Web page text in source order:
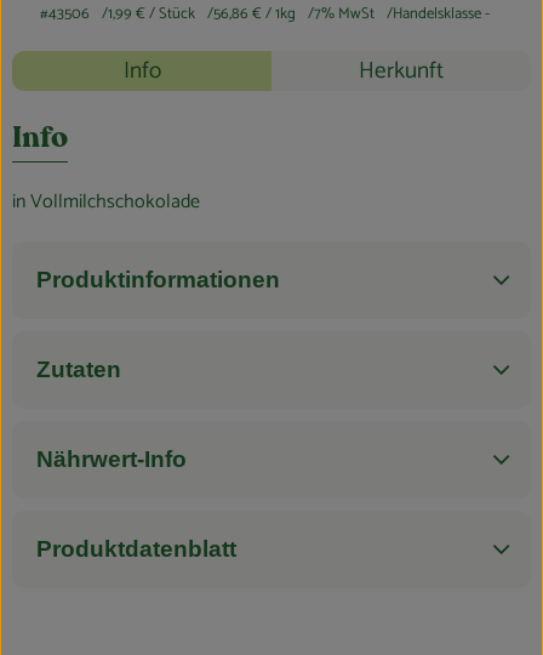
Blog
#43506 1,99 €/ Stück 56,86 €/ 1kg 7% MwSt Handelsklasse -
Rezepte
Info Herkunft
Info
in Vollmilchschokolade
Produktinformationen
Zutaten
Nährwert-Info
Produktdatenblatt